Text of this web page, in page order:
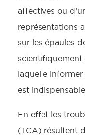
affectives ou
représentations
sur les épaules
scientifiquement
laquelle
est indispensable.
En effet les
(TCA) résultent